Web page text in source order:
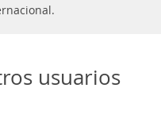
usuarios